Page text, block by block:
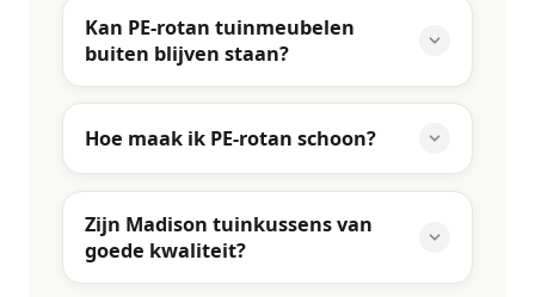
Kan PE-rotan tuinmeubelen
buiten blijven staan?
Hoe maak ik PE-rotan schoon?
Zijn Madison tuinkussens van
goede kwaliteit?